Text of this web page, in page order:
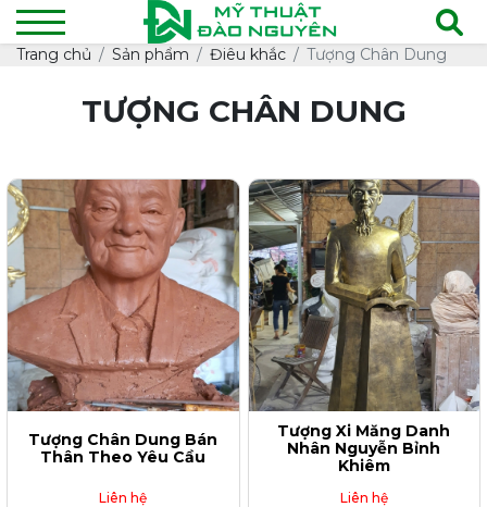
Trang chủ Sản phẩm Điêu khắc Tượng Chân Dung
TƯỢNG CHÂN DUNG
Tượng Chân Dung Bán
Thân Theo Yêu Cầu
Liên hệ
Tượng Xi Măng Danh
Nhân Nguyễn Bỉnh
Khiêm
Liên hệ